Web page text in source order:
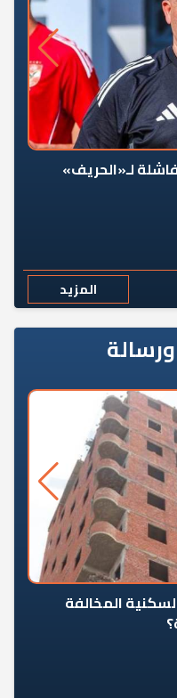
لـ«الحريف»
المزيد
المخالفة